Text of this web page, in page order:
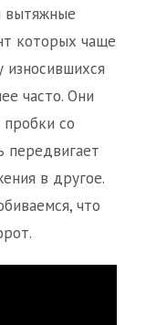
вытяжные
которых чаще
износившихся
часто. Они
со
в другое.
что